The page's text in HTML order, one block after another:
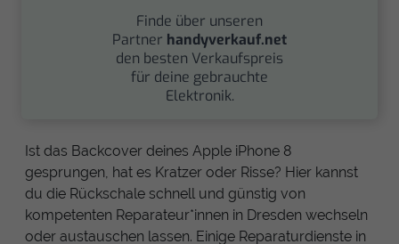
Finde über unseren
Partner handyverkauf.net
den besten Verkaufspreis
für deine gebrauchte
Elektronik.
Ist das Backcover deines Apple iPhone 8
gesprungen, hat es Kratzer oder Risse? Hier kannst
du die Rückschale schnell und günstig von
kompetenten Reparateur*innen in Dresden wechseln
oder austauschen lassen. Einige Reparaturdienste in